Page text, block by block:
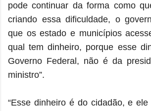
pode continuar da forma como
criando essa dificuldade, o
que os estado e municípios
qual tem dinheiro, porque esse
Governo Federal, não é da
ministro”.
“Esse dinheiro é do cidadão, e